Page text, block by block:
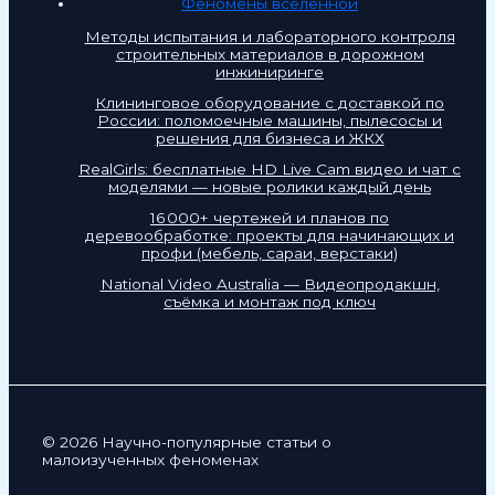
Методы испытания и лабораторного контроля
строительных материалов в дорожном
инжиниринге
Клининговое оборудование с доставкой по
России: поломоечные машины, пылесосы и
решения для бизнеса и ЖКХ
RealGirls: бесплатные HD Live Cam видео и чат с
моделями — новые ролики каждый день
16 000+ чертежей и планов по
деревообработке: проекты для начинающих и
профи (мебель, сараи, верстаки)
National Video Australia — Видеопродакшн,
съёмка и монтаж под ключ
© 2026 Научно-популярные статьи о
малоизученных феноменах